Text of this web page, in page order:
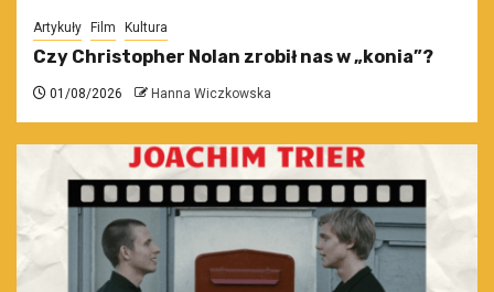
Artykuły Film Kultura
Czy Christopher Nolan zrobił nas w „konia”?
01/08/2026 Hanna Wiczkowska